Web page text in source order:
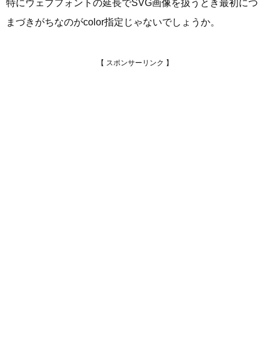
特にウェブフォントの延長でSVG画像を扱うとき最初につ
まづきがちなのがcolor指定じゃないでしょうか。